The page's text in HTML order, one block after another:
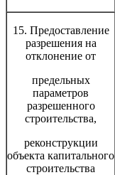
15. Предоставление
разрешения на
отклонение от
предельных
параметров
разрешенного
строительства,
реконструкции
объекта капитального
строительства